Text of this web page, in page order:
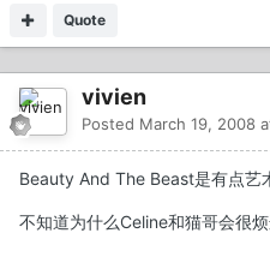
Quote
vivien
Posted March 19, 2008
Beauty And The Beast是有点艺
不知道为什么Celine和猫哥会很